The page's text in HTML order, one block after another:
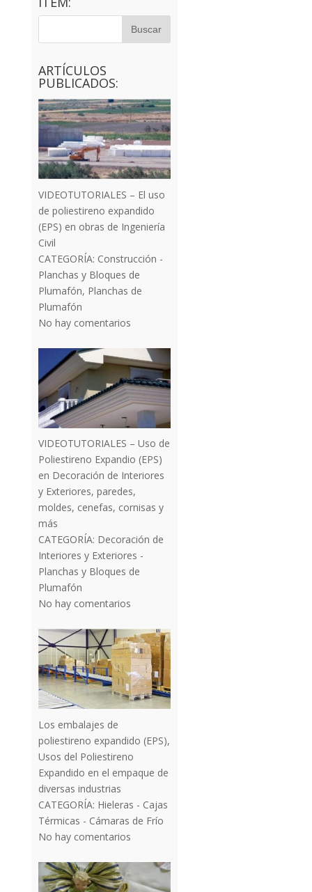
ARTÍCULOS
PUBLICADOS:
VIDEOTUTORIALES – El uso
de poliestireno expandido
(EPS) en obras de Ingeniería
Civil
CATEGORÍA: Construcción -
Planchas y Bloques de
Plumafón, Planchas de
Plumafón
No hay comentarios
VIDEOTUTORIALES – Uso de
Poliestireno Expandio (EPS)
en Decoración de Interiores
y Exteriores, paredes,
moldes, cenefas, cornisas y
más
CATEGORÍA: Decoración de
Interiores y Exteriores -
Planchas y Bloques de
Plumafón
No hay comentarios
Los embalajes de
poliestireno expandido (EPS),
Usos del Poliestireno
Expandido en el empaque de
diversas industrias
CATEGORÍA: Hieleras - Cajas
Térmicas - Cámaras de Frío
No hay comentarios